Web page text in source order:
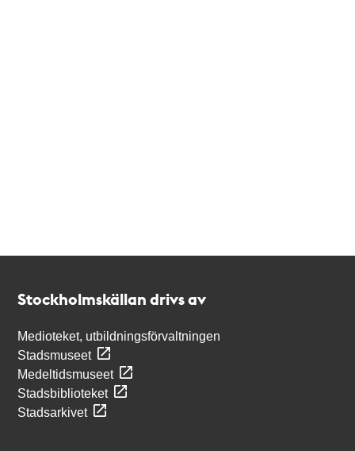
Stockholmskällan drivs av
Medioteket, utbildningsförvaltningen
Stadsmuseet
Medeltidsmuseet
Stadsbiblioteket
Stadsarkivet